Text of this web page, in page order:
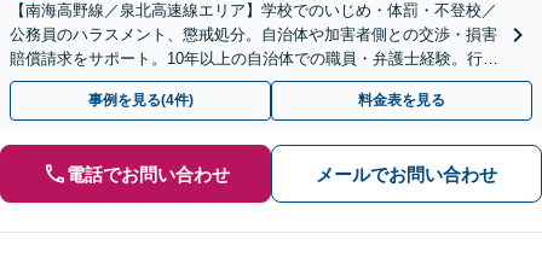
【南海高野線／泉北高速線エリア】学校でのいじめ・体罰・不登校／
公務員のハラスメント、懲戒処分。自治体や加害者側との交渉・損害
賠償請求をサポート。10年以上の自治体での職員・弁護士経験。行政
組織の動きを見据えて解決策をご提案【オンライン可】
事例を見る(4件) 料金表を見る
電話でお問い合わせ メールでお問い合わせ